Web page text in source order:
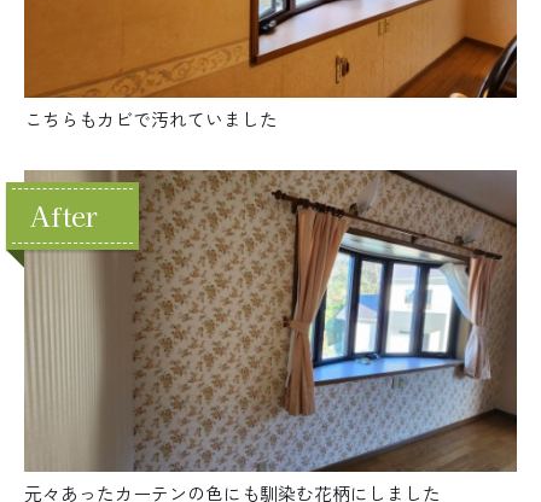
こちらもカビで汚れていました
元々あったカーテンの色にも馴染む花柄にしました